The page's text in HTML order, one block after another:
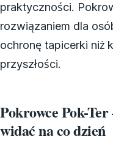
praktyczności.
rozwiązaniem dla
ochronę tapicerki niż
przyszłości.
Pokrowce Pok-
widać na co dzień